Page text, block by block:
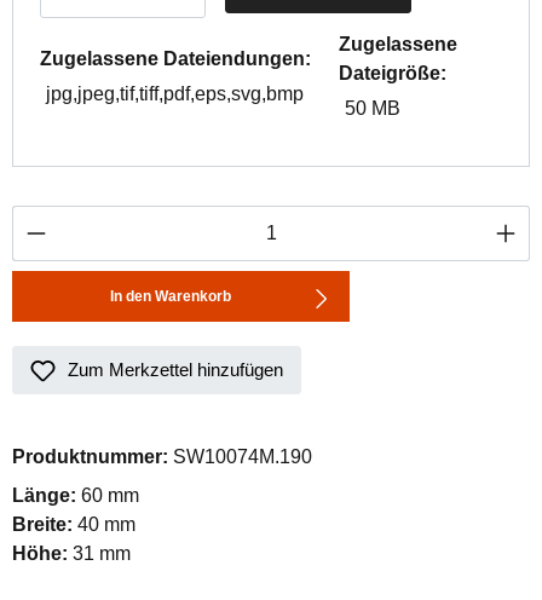
Zugelassene Dateiendungen:
jpg,jpeg,tif,tiff,pdf,eps,svg,bmp
Zugelassene
Dateigröße:
50 MB
Produkt Anzahl: Gib den gewünschten
In den Warenkorb
Zum Merkzettel hinzufügen
Produktnummer: SW10074M.190
Länge: 60 mm
Breite: 40 mm
Höhe: 31 mm